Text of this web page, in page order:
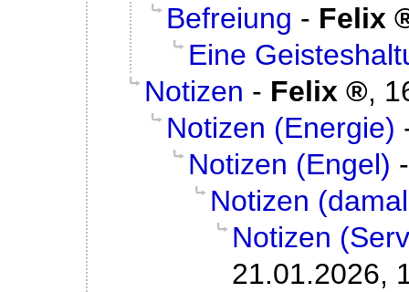
Befreiung - Felix
Eine
Notizen - Felix ,
Notizen (Energie)
Notizen (Engel)
Notizen
Notizen
21.01.2026,